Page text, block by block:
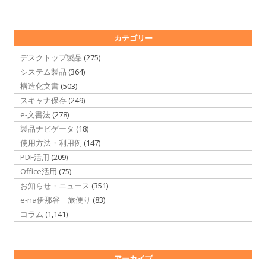
カテゴリー
デスクトップ製品 (275)
システム製品 (364)
構造化文書 (503)
スキャナ保存 (249)
e-文書法 (278)
製品ナビゲータ (18)
使用方法・利用例 (147)
PDF活用 (209)
Office活用 (75)
お知らせ・ニュース (351)
e-na伊那谷 旅便り (83)
コラム (1,141)